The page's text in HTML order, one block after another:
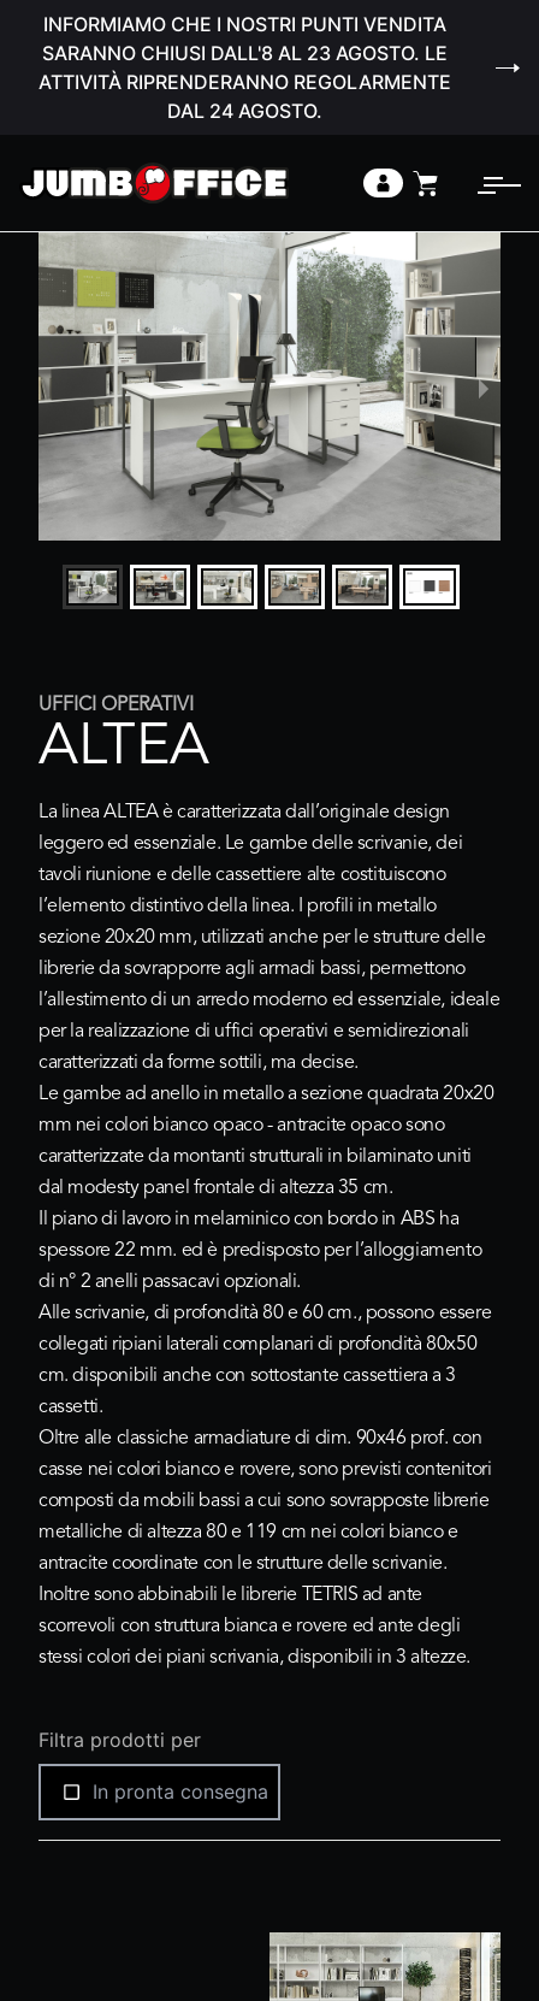
INFORMIAMO CHE I NOSTRI PUNTI VENDITA
SARANNO CHIUSI DALL'8 AL 23 AGOSTO. LE
ATTIVITÀ RIPRENDERANNO REGOLARMENTE
DAL 24 AGOSTO.
UFFICI OPERATIVI
ALTEA
La linea ALTEA è caratterizzata dall’originale design
leggero ed essenziale. Le gambe delle scrivanie, dei
tavoli riunione e delle cassettiere alte costituiscono
l’elemento distintivo della linea. I profili in metallo
sezione 20x20 mm, utilizzati anche per le strutture delle
librerie da sovrapporre agli armadi bassi, permettono
l’allestimento di un arredo moderno ed essenziale, ideale
per la realizzazione di uffici operativi e semidirezionali
caratterizzati da forme sottili, ma decise.
Le gambe ad anello in metallo a sezione quadrata 20x20
mm nei colori bianco opaco - antracite opacosono
caratterizzate da montanti strutturali in bilaminato uniti
dal modesty panel frontale di altezza 35 cm.
Il piano di lavoro in melaminico con bordo in ABS ha
spessore 22 mm. ed è predisposto per l’alloggiamento
di n° 2 anelli passacavi opzionali.
Alle scrivanie, di profondità 80 e 60 cm., possono essere
collegati ripiani laterali complanari di profondità 80x50
cm. disponibili anche con sottostante cassettiera a 3
cassetti.
Oltre alle classiche armadiature di dim. 90x46 prof. con
casse nei colori bianco e rovere, sono previsti contenitori
composti da mobili bassi a cui sono sovrapposte librerie
metalliche di altezza 80 e 119 cm nei colori bianco e
antracite coordinate con le strutture delle scrivanie.
Inoltre sono abbinabili le librerie TETRIS ad ante
scorrevoli con struttura bianca e rovere ed ante degli
stessi colori dei piani scrivania, disponibili in 3 altezze.
Filtra prodotti per
In pronta consegna